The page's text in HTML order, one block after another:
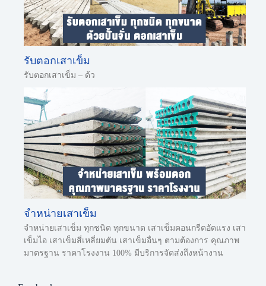
รับตอกเสาเข็ม
รับตอกเสาเข็ม – ด้ว
จำหน่ายเสาเข็ม
จำหน่ายเสาเข็ม ทุกชนิด ทุกขนาด เสาเข็มคอนกรีตอัดแรง เสา
เข็มไอ เสาเข็มสี่เหลี่ยมตัน เสาเข็มอื่นๆ ตามต้องการ คุณภาพ
มาตรฐาน ราคาโรงงาน 100% มีบริการจัดส่งถึงหน้างาน